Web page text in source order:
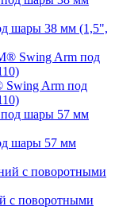
шары 38 мм (1,5",
Arm под
шары 57 мм
с поворотными